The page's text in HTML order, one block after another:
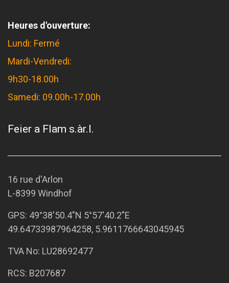
Heures d'ouverture:
Lundi: Fermé
Mardi-Vendredi:
9h30-18.00h
Samedi: 09.00h-17.00h
Feier a Flam s.àr.l.
16 rue d'Arlon
L-8399 Windhof
GPS: 49°38'50.4"N 5°57'40.2"E
49.64733987964258, 5.9611766643045945
TVA No: LU28692477
RCS: B207687